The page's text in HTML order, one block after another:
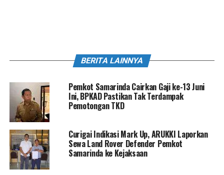
BERITA LAINNYA
Pemkot Samarinda Cairkan Gaji ke-13 Juni
Ini, BPKAD Pastikan Tak Terdampak
Pemotongan TKD
Curigai Indikasi Mark Up, ARUKKI Laporkan
Sewa Land Rover Defender Pemkot
Samarinda ke Kejaksaan